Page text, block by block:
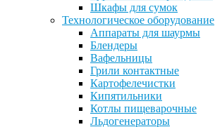
Шкафы для сумок
Технологическое оборудование
Аппараты для шаурмы
Блендеры
Вафельницы
Грили контактные
Картофелечистки
Кипятильники
Котлы пищеварочные
Льдогенераторы